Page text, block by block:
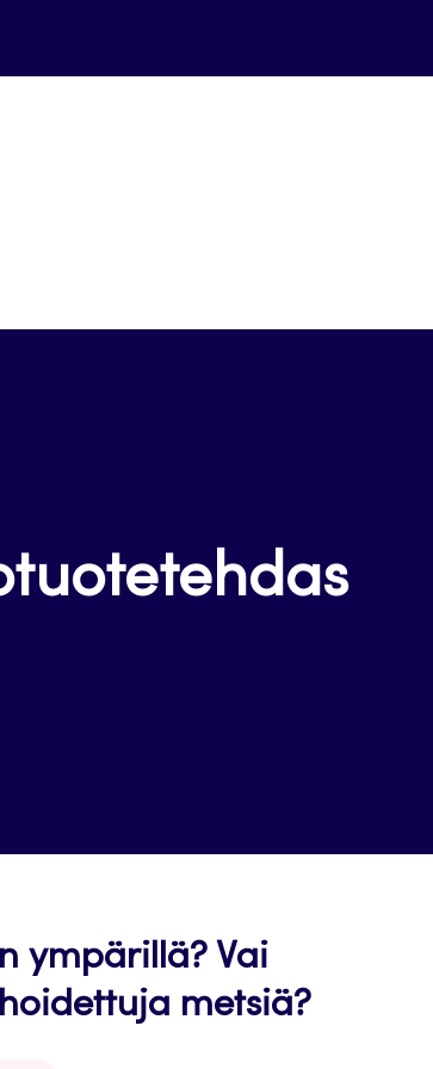
ympärillä? Vai
metsiä?